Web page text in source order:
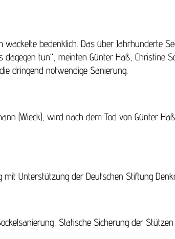
bedenklich. Das über Jahrhunderte
dagegen tun“, meinten Günter Haß, Christine
dringend notwendige Sanierung.
(Wieck), wird nach dem Tod von Günter
mit Unterstützung der Deutschen Stiftung
Statische Sicherung der Stützen